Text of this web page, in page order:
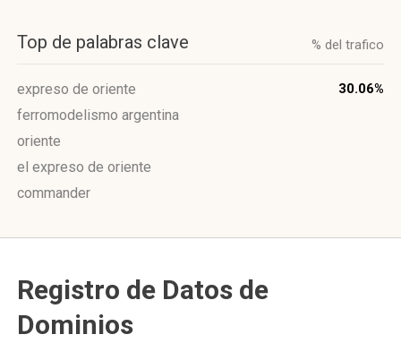
Top de palabras clave % del trafico
expreso de oriente 30.06%
ferromodelismo argentina
oriente
el expreso de oriente
commander
Registro de Datos de
Dominios